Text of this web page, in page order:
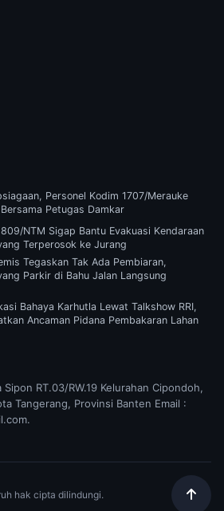
Personel Kodim 1707/Merauke
Petugas Damkar
NTM Sigap Bantu Evakuasi Kendaraan
Terperosok ke Jurang
Tegaskan Tak Ada Pembiaran,
Parkir di Bahu Jalan Langsung
Bahaya Karhutla Lewat Talkshow RRI,
Ancaman Pidana Pembakaran Lahan
Sipon RT.03/RW.19 Kelurahan Cipondoh,
Tangerang, Provinsi Banten Email :
hak cipta dilindungi.